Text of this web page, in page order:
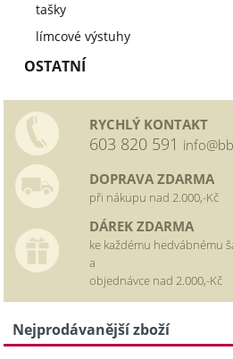
tašky
límcové výstuhy
OSTATNÍ
RYCHLÝ KONTAKT
603 820 591
DOPRAVA ZDARMA
při nákupu nad 2.000,-Kč
DÁREK ZDARMA
ke každému hedvábnému
a
objednávce nad 2.000,-Kč
Nejprodávanější zboží